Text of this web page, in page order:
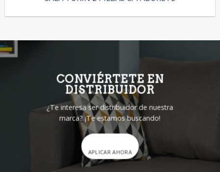
CONVIÉRTETE EN
DISTRIBUIDOR
¿Te interesa ser distribuidor de nuestra
marca? ¡Te estamos buscando!
APLICAR AHORA